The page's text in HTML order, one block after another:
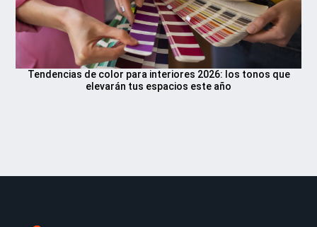
Tendencias de color para interiores 2026: los tonos que
elevarán tus espacios este año